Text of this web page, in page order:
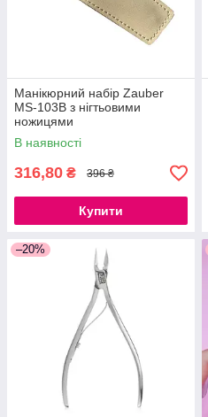
Манікюрний набір Zauber
MS-103B з нігтьовими
ножицями
В наявності
316,80 ₴ 396 ₴
Купити
–20%